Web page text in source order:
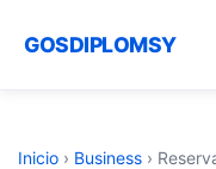
GOSDIPLOMSY
Inicio › Business ›